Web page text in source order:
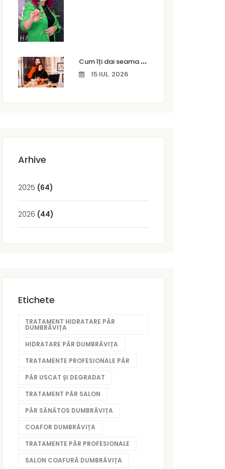
C
um îți dai seama că părul tău are nevoie de un tratament profesional
15 IUL. 2026
Arhive
2025 (64)
2026 (44)
Etichete
TRATAMENT HIDRATARE PĂR
DUMBRĂVIȚA
HIDRATARE PĂR DUMBRĂVIȚA
TRATAMENTE PROFESIONALE PĂR
PĂR USCAT ȘI DEGRADAT
TRATAMENT PĂR SALON
PĂR SĂNĂTOS DUMBRĂVIȚA
COAFOR DUMBRĂVIȚA
TRATAMENTE PĂR PROFESIONALE
SALON COAFURĂ DUMBRĂVIȚA